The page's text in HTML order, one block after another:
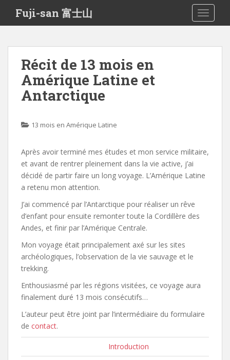
i
Fuji-san 富士山
Récit de 13 mois en
Amérique Latine et
Antarctique
13 mois en Amérique Latine
Après avoir terminé mes études et mon service militaire,
et avant de rentrer pleinement dans la vie active, j’ai
décidé de partir faire un long voyage. L’Amérique Latine
a retenu mon attention.
J’ai commencé par l’Antarctique pour réaliser un rêve
d’enfant pour ensuite remonter toute la Cordillère des
Andes, et finir par l’Amérique Centrale.
Mon voyage était principalement axé sur les sites
archéologiques, l’observation de la vie sauvage et le
trekking.
Enthousiasmé par les régions visitées, ce voyage aura
finalement duré 13 mois consécutifs…
L’auteur peut être joint par l’intermédiaire du formulaire
de contact.
Introduction